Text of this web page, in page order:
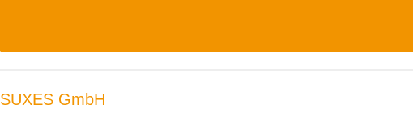
SUXES GmbH